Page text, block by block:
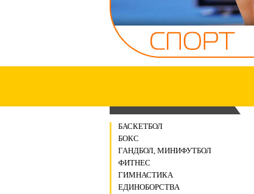
БАСКЕТБОЛ
БОКС
ГАНДБОЛ, МИНИФУТБОЛ
ФИТНЕС
ГИМНАСТИКА
ЕДИНОБОРСТВА